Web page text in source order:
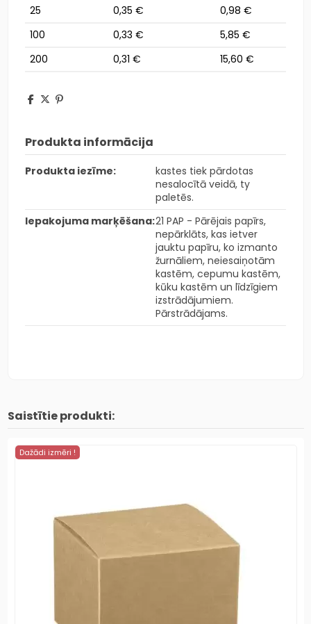
25 0,35 €
0,98 €
100
0,33 €
5,85 €
200
0,31 € 15,60 €
Produkta informācija
Produkta iezīme:
kastes tiek pārdotas
nesalocītā veidā, ty
paletēs.
Iepakojuma marķēšana:21 PAP - Pārējais papīrs,
nepārklāts, kas ietver
jauktu papīru, ko izmanto
žurnāliem, neiesaiņotām
kastēm, cepumu kastēm,
kūku kastēm un līdzīgiem
izstrādājumiem.
Pārstrādājams.
Saistītie produkti:
Dažādi izmēri !